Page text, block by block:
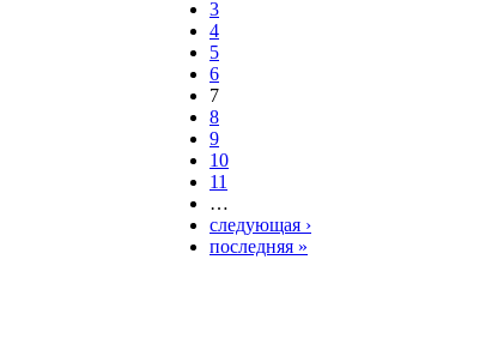
3
4
5
6
7
8
9
10
11
…
следующая ›
последняя »